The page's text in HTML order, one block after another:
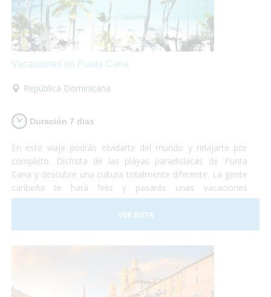
Vacaciones en Punta Cana
República Dominicana
Duración 7 dias
En este viaje podrás olvidarte del mundo y relajarte por
completo. Disfruta de las playas paradisíacas de Punta
Cana y descubre una cultura totalmente diferente. La gente
caribeña te hará feliz y pasarás unas vacaciones
increíbles en un lugar totalmente accesible para personas
con discapacidad. ¡Sólo deberás preocuparte por disfrutar!
VER RUTA